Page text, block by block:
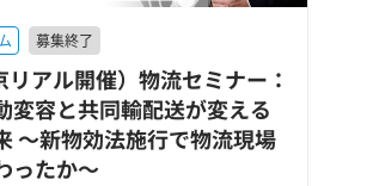
募集終了
アル開催）物流セミナー：
変容と共同輸配送が変える
～新物効法施行で物流現場
ったか～